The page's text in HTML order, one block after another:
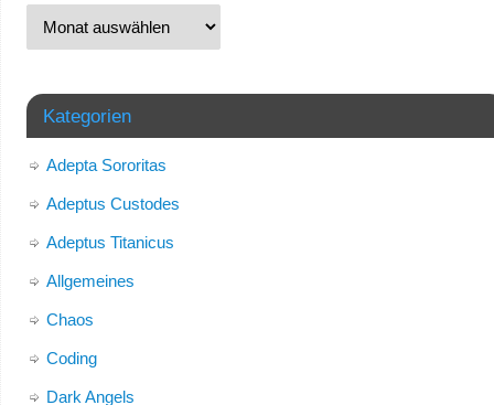
Kategorien
Adepta Sororitas
Adeptus Custodes
Adeptus Titanicus
Allgemeines
Chaos
Coding
Dark Angels